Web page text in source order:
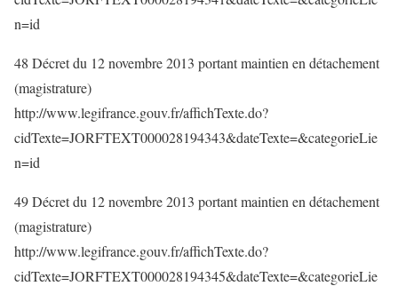
n=id
48 Décret du 12 novembre 2013 portant maintien en détachement
(magistrature)
http://www.legifrance.gouv.fr/affichTexte.do?
cidTexte=JORFTEXT000028194343&dateTexte=&categorieLie
n=id
49 Décret du 12 novembre 2013 portant maintien en détachement
(magistrature)
http://www.legifrance.gouv.fr/affichTexte.do?
cidTexte=JORFTEXT000028194345&dateTexte=&categorieLie